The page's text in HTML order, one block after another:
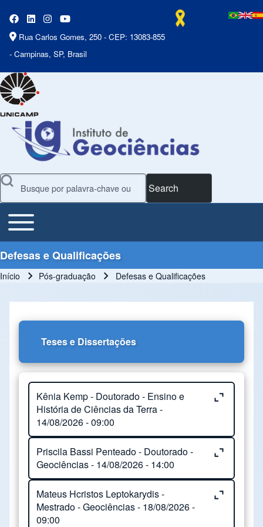
Rua Carlos Gomes, 250 - CEP: 13083-855
- Campinas, SP, Brasil
Search
Main Menu
Toggle main menu
Defesas e Qualificações
Início Pós-graduação Defesas e Qualificações
Teses e Dissertações
Kênia Kemp - Doutorado - Ensino e
História de Ciências da Terra -
14/08/2026 - 09:00
Close or Open tab vvja-pane-62602767-1-pane
Orientação:Ronaldo Barbosa
Local:Sala 351/352 do IG
Título do trabalho:Os Museus E Centros
De Ciências Como Instituições Educativas E
Priscila Bassi Penteado - Doutorado -
Geociências - 14/08/2026 - 14:00
Close or Open tab vvja-pane-62602767-2-pane
Orientação:Alfredo Borges De Campos
Coorientação:
Mateus Hcristos Leptokarydis -
Mestrado - Geociências - 18/08/2026 -
09:00
Close or Open tab vvja-pane-62602767-3-pane